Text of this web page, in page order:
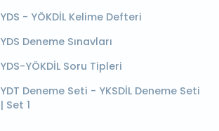
YDS - YÖKDİL Kelime Defteri
YDS Deneme Sınavları
YDS-YÖKDİL Soru Tipleri
YDT Deneme Seti - YKSDİL Deneme Seti
| Set 1